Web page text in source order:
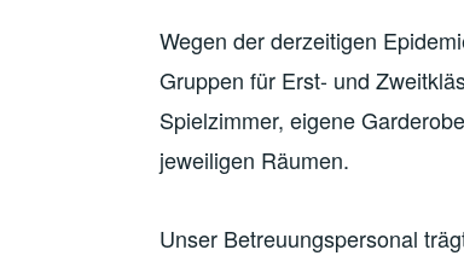
Wegen der derzeitigen
Gruppen für Erst- und
Spielzimmer, eigene
jeweiligen Räumen.
Unser Betreuungspersonal